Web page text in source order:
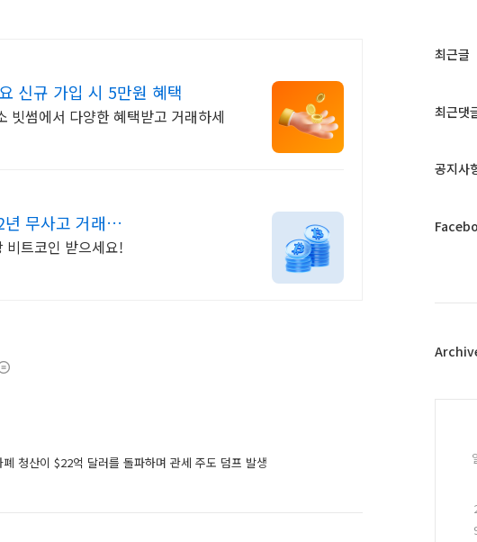
신규 가입 시 5만원 혜택
빗썸에서 다양한 혜택받고 거래하세
무사고 거래
비트코인 받으세요!
청산이 $22억 달러를 돌파하며 관세 주도 덤프 발생
최
과
글
최근글
최근댓
공지사
페
플